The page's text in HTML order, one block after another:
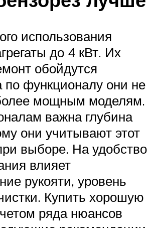
использования
до 4 кВт. Их
обойдутся
функционалу они не
мощным моделям.
важна глубина
они учитывают этот
выборе. На удобство
влияет
рукояти, уровень
Купить хорошую
ряда нюансов